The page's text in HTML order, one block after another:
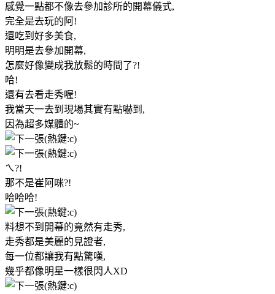
感覺一點都不像去參加診所的開幕儀式,
完全是去玩的阿!
還吃到好多美食,
明明是去參加開幕,
怎麼好像變成我放鬆的時間了?!
哈!
還有去看走秀喔!
我當天一去到現場其實有點嚇到,
因為超多媒體的~
ㄟ?!
那不是崔阿咪?!
哈哈哈!
料想不到開幕的竟然有走秀,
走秀都是美麗的見證者,
每一位都讓我有點驚嘆,
幾乎都像明星一樣很閃人XD